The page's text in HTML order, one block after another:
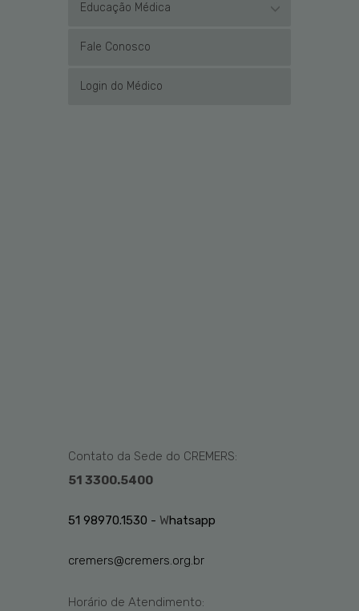
Educação Médica
Fale Conosco
Login do Médico
Contato da Sede do CREMERS:
51 3300.5400
51 98970.1530 - Whatsapp
cremers@cremers.org.br
Horário de Atendimento: